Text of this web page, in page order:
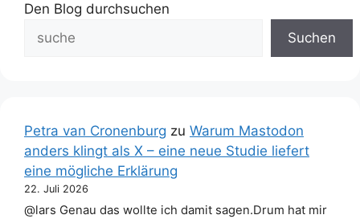
Den Blog durchsuchen
Suchen
Petra van Cronenburg zu Warum Mastodon
anders klingt als X – eine neue Studie liefert
eine mögliche Erklärung
22. Juli 2026
@lars Genau das wollte ich damit sagen.Drum hat mir